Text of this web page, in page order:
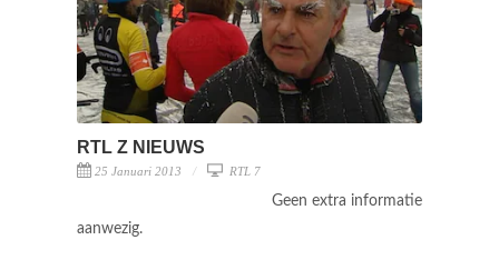
RTL Z NIEUWS
25 Januari 2013 RTL 7
Geen extra informatie
aanwezig.